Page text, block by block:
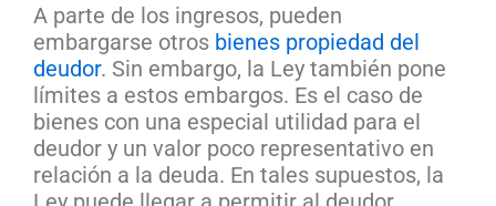
A parte de los ingresos, pueden
embargarse otros bienes propiedad del
deudor. Sin embargo, la Ley también pone
límites a estos embargos. Es el caso de
bienes con una especial utilidad para el
deudor y un valor poco representativo en
relación a la deuda. En tales supuestos, la